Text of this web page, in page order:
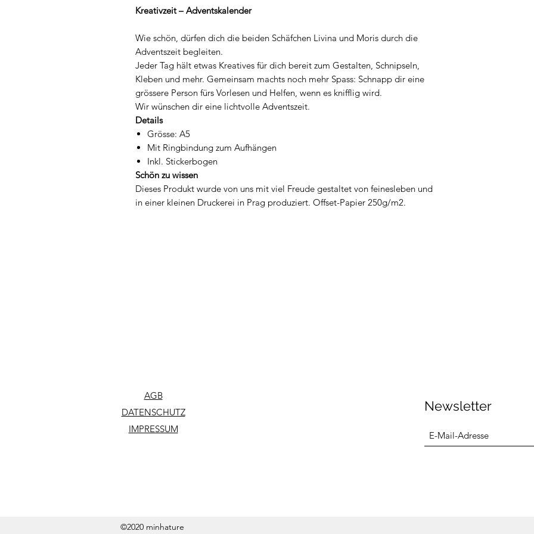
Kreativzeit – Adventskalender
Wie schön, dürfen dich die beiden Schäfchen Livina und Moris durch die
Adventszeit begleiten.
Jeder Tag hält etwas Kreatives für dich bereit zum Gestalten, Schnipseln,
Kleben und mehr. Gemeinsam machts noch mehr Spass: Schnapp dir eine
grössere Person fürs Vorlesen und Helfen, wenn es knifflig wird.
Wir wünschen dir eine lichtvolle Adventszeit.
Details
Grösse: A5
Mit Ringbindung zum Aufhängen
Inkl. Stickerbogen
Schön zu wissen
Dieses Produkt wurde von uns mit viel Freude gestaltet von feinesleben und
in einer kleinen Druckerei in Prag produziert. Offset-Papier 250g/m2.
AGB
DATENSCHUTZ
IMPRESSUM
Newsletter
©2020 minhature